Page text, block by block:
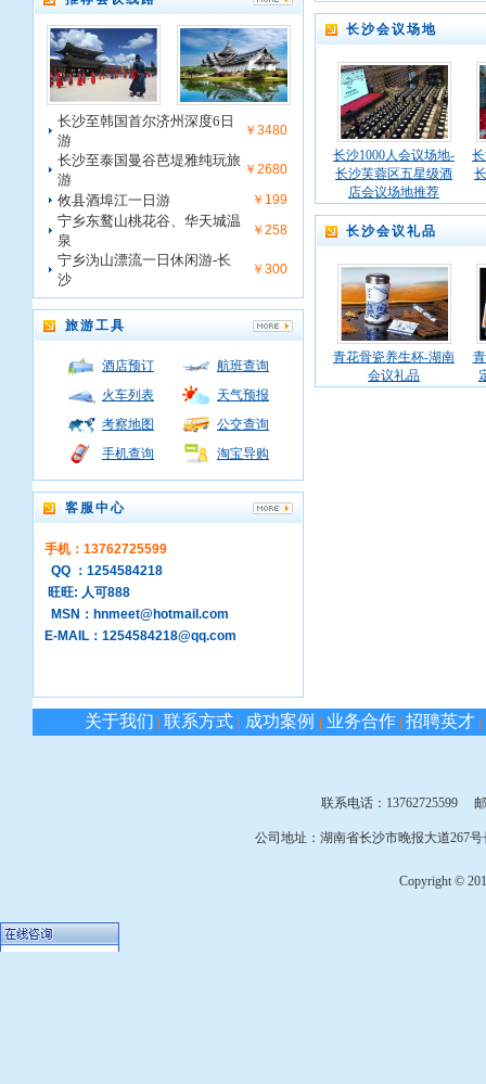
长沙至韩国首尔济州深度6日
游
￥3480
长沙至泰国曼谷芭堤雅纯玩旅
游
￥2680
攸县酒埠江一日游 ￥199
宁乡东鹜山桃花谷、华天城温
泉
￥258
宁乡沩山漂流一日休闲游-长
沙
￥300
旅游工具
酒店预订
航班查询
火车列表
天气预报
考察地图
公交查询
手机查询
淘宝导购
客服中心
手机：13762725599
QQ ：1254584218
旺旺: 人可888
MSN：hnmeet@hotmail.com
E-MAIL：1254584218@qq.com
长沙会议场地
长沙1000人会议场地-
长沙芙蓉区五星级酒
店会议场地推荐
长沙会议礼品
青花骨瓷养生杯-湖南
会议礼品
关于我们 | 联系方式 | 成功案例 | 业务合作 | 招聘英才 |
联系电话：13762725599
公司地址：湖南省长沙市晚报大道267
Copyright ©